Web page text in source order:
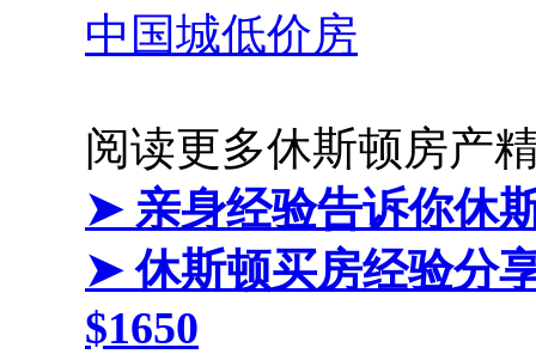
中国城低价房
阅读更多休斯顿房产
➤ 亲身经验告诉你休
➤ 休斯顿买房经验分
$1650